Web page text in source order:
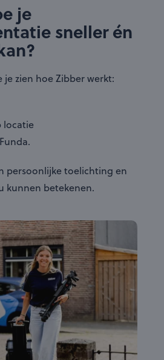
je
sneller én
zien hoe Zibber werkt:
locatie
persoonlijke toelichting en
kunnen betekenen.